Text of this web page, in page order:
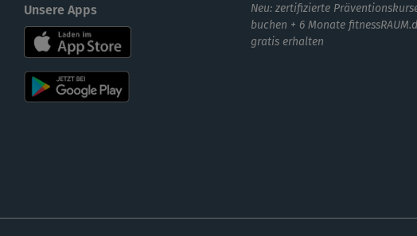
Unsere Apps
Neu: zertifizierte
buchen + 6 Monate
gratis erhalten